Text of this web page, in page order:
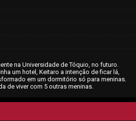
na Universidade de Tóquio, no futuro.
um hotel, Keitaro a intenção de ficar lá,
em um dormitório só para meninas.
de viver com 5 outras meninas.